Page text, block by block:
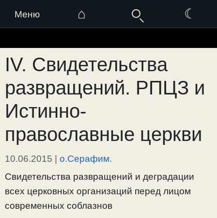
Меню ⌂ ☾
к
содержимому
IV. Свидетельства
развращений. РПЦЗ и
Истинно-
православные церкви
10.06.2015 | о.Серафим.
Свидетельства развращений и деградации
всех церковных организаций перед лицом
современных соблазнов